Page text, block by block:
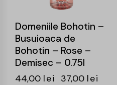
Domeniile Bohotin –
Busuioaca de
Bohotin – Rose –
Demisec – 0.75l
44,00 lei 37,00 lei